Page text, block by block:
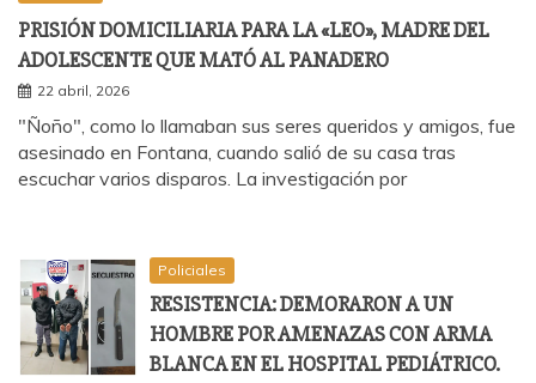
PRISIÓN DOMICILIARIA PARA LA «LEO», MADRE DEL
ADOLESCENTE QUE MATÓ AL PANADERO
22 abril, 2026
"Ñoño", como lo llamaban sus seres queridos y amigos, fue
asesinado en Fontana, cuando salió de su casa tras
escuchar varios disparos. La investigación por
Policiales
RESISTENCIA: DEMORARON A UN
HOMBRE POR AMENAZAS CON ARMA
BLANCA EN EL HOSPITAL PEDIÁTRICO.